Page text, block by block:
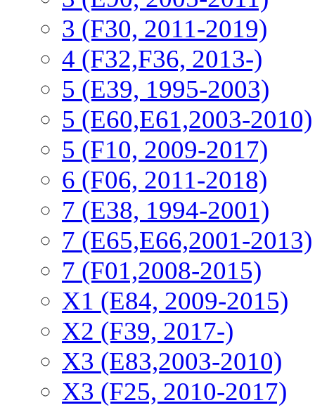
3 (F30, 2011-2019)
4 (F32,F36, 2013-)
5 (E39, 1995-2003)
5 (E60,E61,2003-2010)
5 (F10, 2009-2017)
6 (F06, 2011-2018)
7 (E38, 1994-2001)
7 (E65,E66,2001-2013)
7 (F01,2008-2015)
X1 (E84, 2009-2015)
Х2 (F39, 2017-)
X3 (E83,2003-2010)
X3 (F25, 2010-2017)